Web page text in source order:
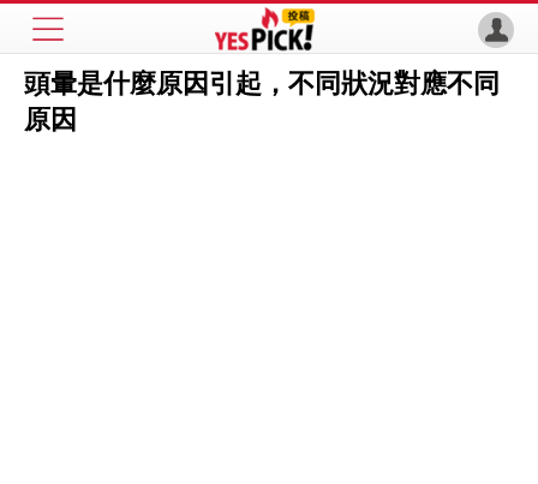
頭暈是什麼原因引起，不同狀況對應不同
原因